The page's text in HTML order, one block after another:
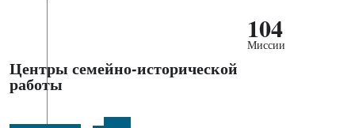
104
Миссии
Центры семейно-исторической
работы